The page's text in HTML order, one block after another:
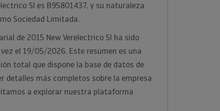
Sl es B95801437, y su naturaleza
Sociedad Limitada.
de 2015 New Verelectrico Sl ha sido
el 19/05/2026. Este resumen es una
total que dispone la base de datos de
detalles más completos sobre la empresa
a explorar nuestra plataforma